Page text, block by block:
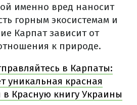
именно вред наносит
горным экосистемам и
Карпат зависит от
к природе.
в Карпаты:
уникальная красная
в Красную книгу Украины